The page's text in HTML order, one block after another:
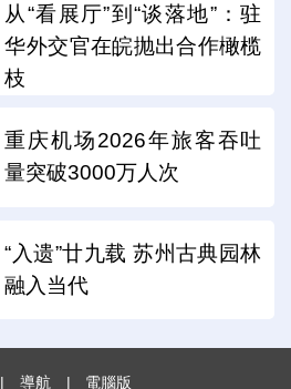
从“看展厅”到“谈落地”：驻
华外交官在皖抛出合作橄榄
枝
重庆机场2026年旅客吞吐
量突破3000万人次
“入遗”廿九载 苏州古典园林
融入当代
| 導航 | 電腦版